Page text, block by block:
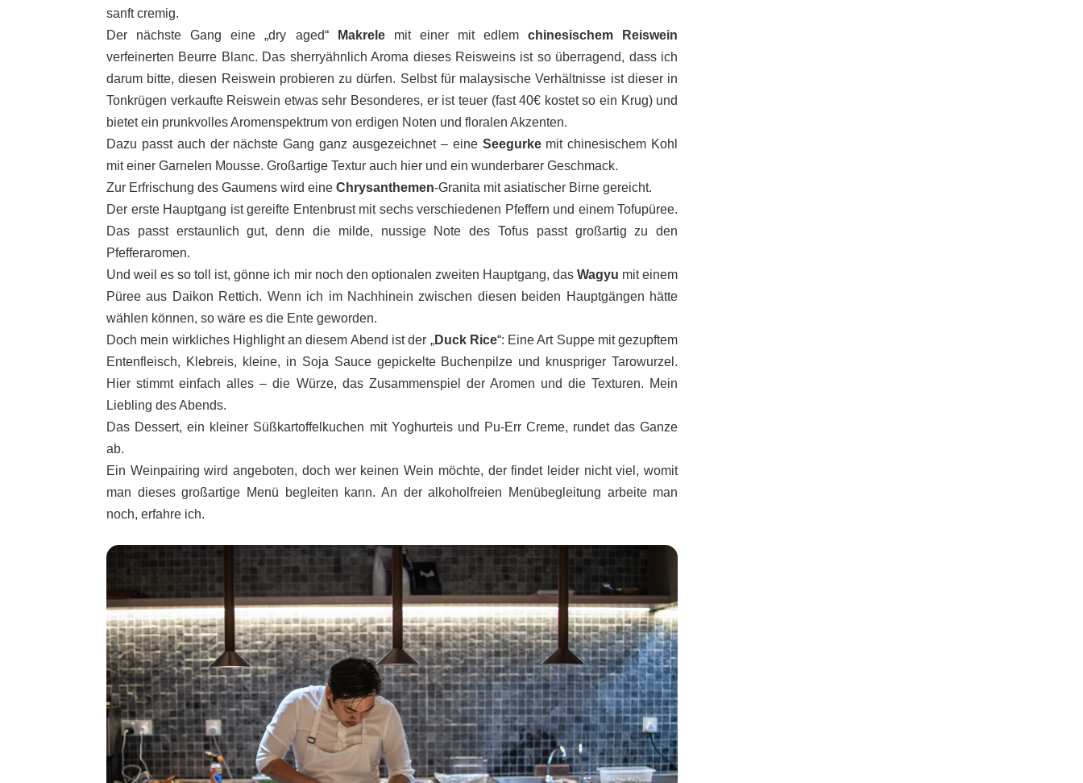
sanft cremig.
Der nächste Gang eine „dry aged“
Makrelemit einer mit edlemchinesischem Reiswein
verfeinerten Beurre Blanc. Das sherryähnlich Aroma dieses Reisweins ist so überragend, dass ich
darum bitte, diesen Reiswein probieren zu dürfen. Selbst für malaysische Verhältnisse ist dieser in
Tonkrügen verkaufte Reiswein etwas sehr Besonderes, er ist teuer (fast 40€ kostet so ein Krug) und
bietet ein prunkvolles Aromenspektrum von erdigen Noten und floralen Akzenten.
Dazu passt auch der nächste Gang ganz ausgezeichnet – eine Seegurkemit chinesischem Kohl
mit einer Garnelen Mousse. Großartige Textur auch hier und ein wunderbarer Geschmack.
Zur Erfrischung des Gaumens wird eine Chrysanthemen-Granita mit asiatischer Birne gereicht.
Der erste Hauptgang ist gereifte Entenbrust mit sechs verschiedenen Pfeffern und einem Tofupüree.
Das passt erstaunlich gut, denn die milde, nussige Note des Tofus passt großartig zu den
Pfefferaromen.
Und weil es so toll ist, gönne ich mir noch den optionalen zweiten Hauptgang, dasWagyu mit einem
Püree aus Daikon Rettich. Wenn ich im Nachhinein zwischen diesen beiden Hauptgängen hätte
wählen können, so wäre es die Ente geworden.
Doch mein wirkliches Highlight an diesem Abend ist der „Duck Rice“: Eine Art Suppe mit gezupftem
Entenfleisch, Klebreis, kleine, in Soja Sauce gepickelte Buchenpilze und knuspriger Tarowurzel.
Hier stimmt einfach alles – die Würze, das Zusammenspiel der Aromen und die Texturen. Mein
Liebling des Abends.
Das Dessert, ein kleiner Süßkartoffelkuchen mit Yoghurteis und Pu-Err Creme, rundet das Ganze
ab.
Ein Weinpairing wird angeboten, doch wer keinen Wein möchte, der findet leider nicht viel, womit
man dieses großartige Menü begleiten kann. An der alkoholfreien Menübegleitung arbeite man
noch, erfahre ich.